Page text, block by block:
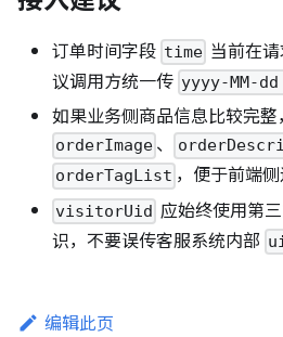
订单时间字段 time 当前在
议调用方统一传 yyyy-MM-
如果业务侧商品信息比较完
orderImage 、
orderTagList ，便于前端侧
visitorUid 应始终使用第
识，不要误传客服系统内部
编辑此页